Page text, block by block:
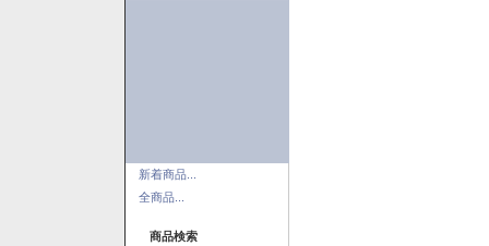
新着商品...
全商品...
商品検索